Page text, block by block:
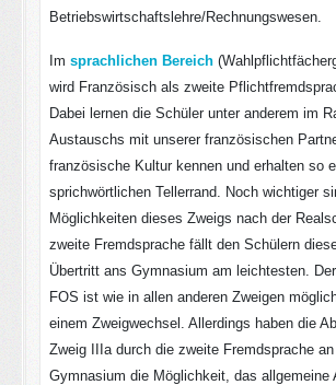
Betriebswirtschaftslehre/Rechnungswesen.
Im sprachlichen Bereich
wird Französisch als zweite
Dabei lernen die Schüler unter anderem im
Austauschs mit unserer französischen
französische Kultur kennen und erhalten so
sprichwörtlichen Tellerrand. Noch wichtiger
Möglichkeiten dieses Zweigs nach der
zweite Fremdsprache fällt den Schülern
Übertritt ans Gymnasium am leichtesten.
FOS ist wie in allen anderen Zweigen
einem Zweigwechsel. Allerdings haben die
Zweig IIIa durch die zweite Fremdsprache
Gymnasium die Möglichkeit, das allgemeine